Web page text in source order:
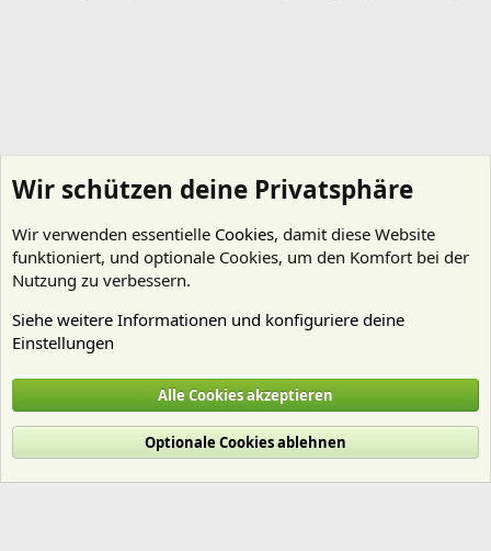
Cookies
Deutsch (Du)
Nutzungsbedingungen
Datenschutz Hilfe und Impressum
R
Wir schützen deine Privatsphäre
Wir verwenden essentielle Cookies, damit diese Website
funktioniert, und optionale Cookies, um den Komfort bei der
Nutzung zu verbessern.
Siehe weitere Informationen und konfiguriere deine
Einstellungen
Alle Cookies akzeptieren
Optionale Cookies ablehnen